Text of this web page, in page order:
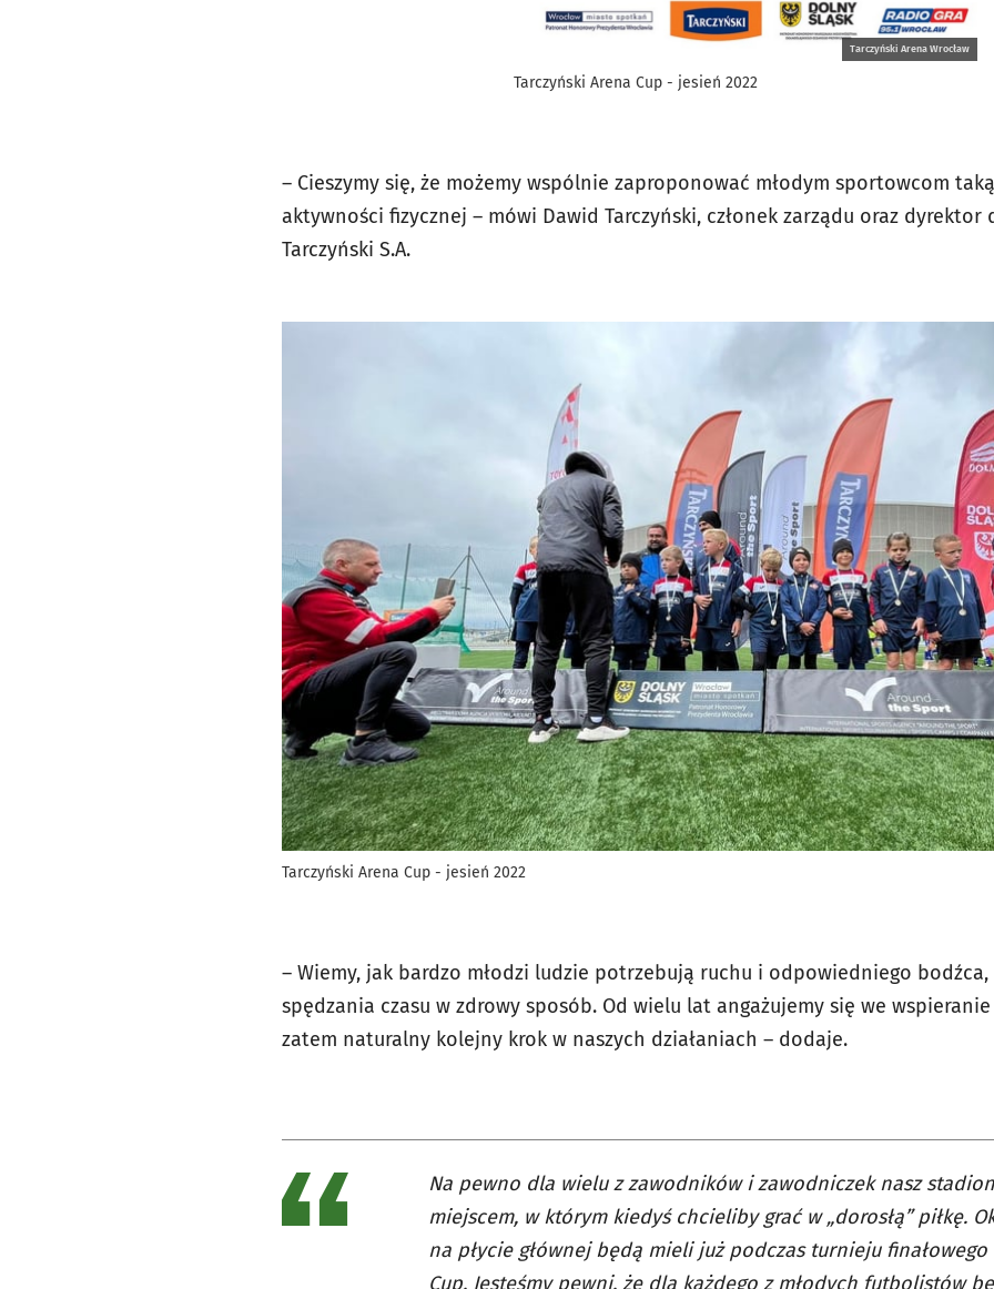
Tarczyński Arena Wrocław
Tarczyński Arena Cup - jesień 2022
– Cieszymy się, że możemy wspólnie zaproponować młodym sportowcom
aktywności fizycznej – mówi Dawid Tarczyński, członek zarządu oraz dyrektor
Tarczyński S.A.
Tarczyński Arena Cup - jesień 2022
– Wiemy, jak bardzo młodzi ludzie potrzebują ruchu i odpowiedniego
spędzania czasu w zdrowy sposób. Od wielu lat angażujemy się we
zatem naturalny kolejny krok w naszych działaniach – dodaje.
Na pewno dla wielu z zawodników i zawodniczek nasz
miejscem, w którym kiedyś chcieliby grać w „dorosłą” piłkę.
na płycie głównej będą mieli już podczas turnieju finałowego
Cup. Jesteśmy pewni, że dla każdego z młodych futbolistów